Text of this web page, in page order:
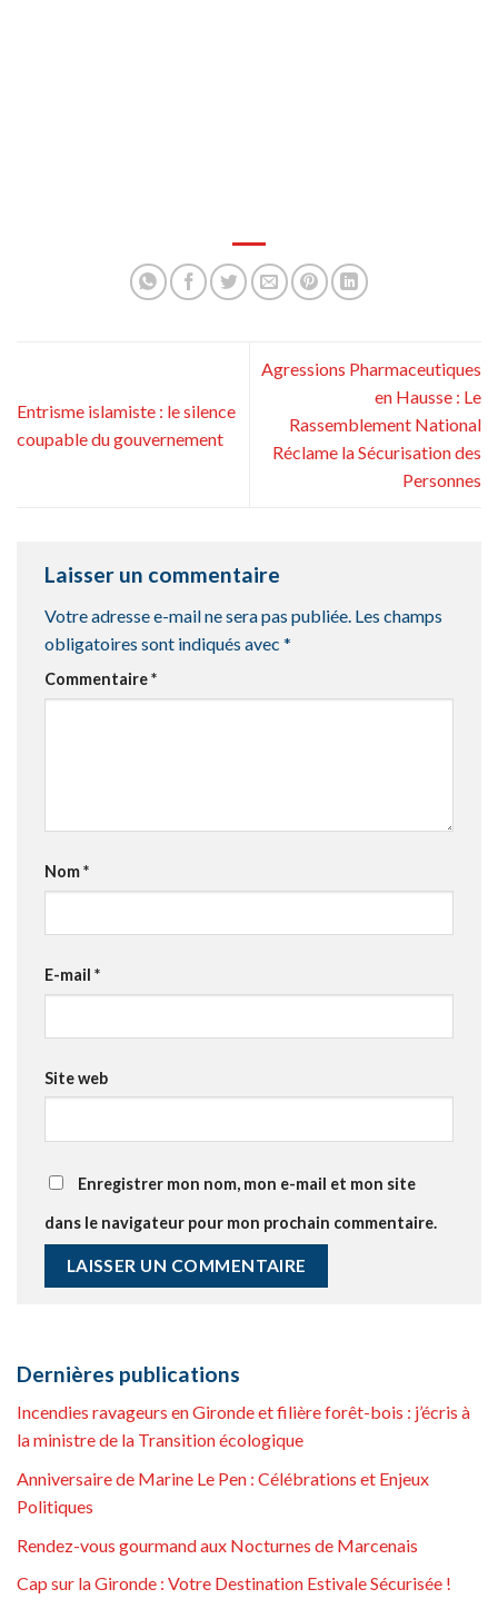
Entrisme islamiste : le silence
coupable du gouvernement
Agressions Pharmaceutiques
en Hausse : Le
Rassemblement National
Réclame la Sécurisation des
Personnes
Laisser un commentaire
Votre adresse e-mail ne sera pas publiée. Les champs
obligatoires sont indiqués avec *
Commentaire*
Nom*
E-mail *
Site web
Enregistrer mon nom, mon e-mail et mon site
dans le navigateur pour mon prochain commentaire.
Dernières publications
Incendies ravageurs en Gironde et filière forêt-bois : j’écris à
la ministre de la Transition écologique
Anniversaire de Marine Le Pen : Célébrations et Enjeux
Politiques
Rendez-vous gourmand aux Nocturnes de Marcenais
Cap sur la Gironde : Votre Destination Estivale Sécurisée !